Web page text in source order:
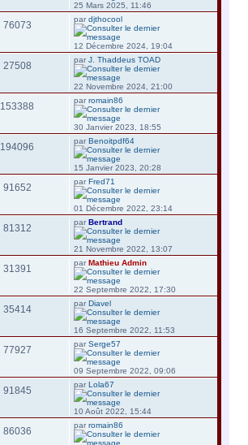
25 Mars 2025, 11:46
76073
par djthocool
12 Décembre 2024, 19:04
27508
par J. Thaddeus TOAD
22 Novembre 2024, 21:00
153388
par romain86
30 Janvier 2023, 18:55
194096
par Benoitpdf64
15 Janvier 2023, 20:28
91652
par Fred71
01 Décembre 2022, 23:14
81312
par Bertrand
21 Novembre 2022, 13:07
31391
par Mathieu Admin
22 Septembre 2022, 17:30
35414
par Diavel
16 Septembre 2022, 11:53
77927
par Serge57
09 Septembre 2022, 09:06
91845
par Lola67
10 Août 2022, 15:44
86036
par romain86